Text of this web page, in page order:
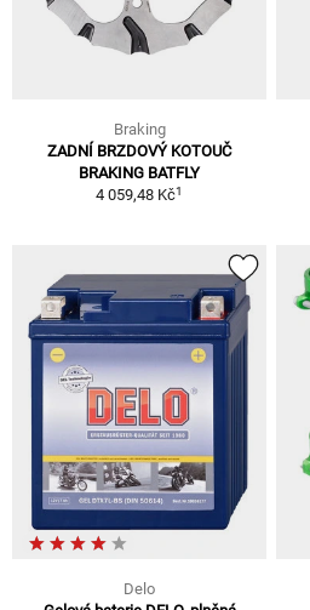
Braking
ZADNÍ BRZDOVÝ KOTOUČ
BRAKING BATFLY
4 059,48 Kč1
Delo